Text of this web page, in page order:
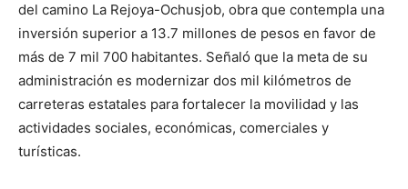
del camino La Rejoya-Ochusjob, obra que contempla una
inversión superior a 13.7 millones de pesos en favor de
más de 7 mil 700 habitantes. Señaló que la meta de su
administración es modernizar dos mil kilómetros de
carreteras estatales para fortalecer la movilidad y las
actividades sociales, económicas, comerciales y
turísticas.